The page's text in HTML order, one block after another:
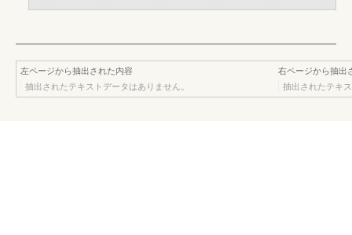
左ページから抽出された内容
抽出されたテキストデータはありません。
右ページから抽出
抽出されたテキ